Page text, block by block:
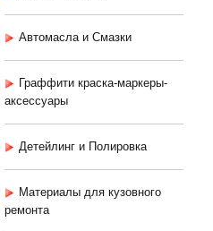
Автомасла и Смазки
Граффити краска-маркеры-
аксессуары
Детейлинг и Полировка
Материалы для кузовного
ремонта